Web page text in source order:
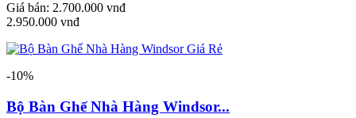
Giá bán: 2.700.000 vnđ
2.950.000 vnđ
-10%
Bộ Bàn Ghế Nhà Hàng Windsor...